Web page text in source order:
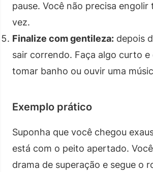
pause. Você não precisa engolir
vez.
Finalize com gentileza: depois
sair correndo. Faça algo curto e
tomar banho ou ouvir uma
Exemplo prático
Suponha que você chegou
está com o peito apertado.
drama de superação e segue o